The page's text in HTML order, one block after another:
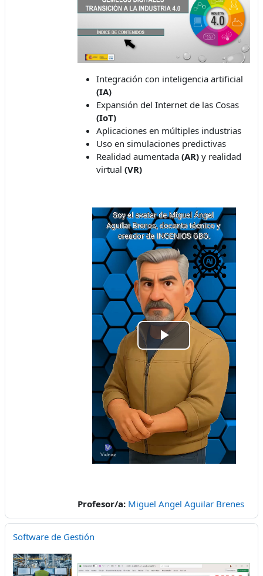
Integración con inteligencia artificial
(IA)
Expansión del Internet de las Cosas
(IoT)
Aplicaciones en múltiples industrias
Uso en simulaciones predictivas
Realidad aumentada (AR) y realidad
virtual (VR)
Play
Video
Profesor/a: Miguel Angel Aguilar Brenes
Software de Gestión